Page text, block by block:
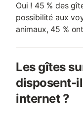
Oui ! 45 % des
possibilité aux
animaux, 45 %
Les gîtes
disposent-
internet ?